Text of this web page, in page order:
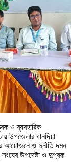
ও ব্যবহারিক
উপজেলার ধানদিয়া
আয়োজনে ও দুর্নীতি দমন
উপদেষ্টা ও দুপ্রক